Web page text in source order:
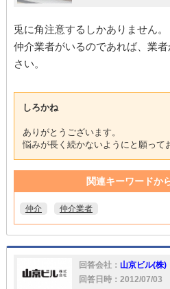
兎に角注意するしかありません。
仲介業者がいるのであれば、業
さい。
しろかね
ありがとうございます。
悩みが長く続かないようにと願って
関連キーワードか
仲介 仲介業者
回答会社： 山京ビル(株)
回答日時：2012/07/03